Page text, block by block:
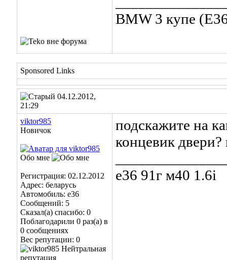
BMW 3 купе
Sponsored Links
04.12.2012,
21:29
viktor985
Новичок
Обо мне
Регистрация: 02.12.2012
Адрес: беларусь
Автомобиль: е36
Сообщений: 5
Сказал(а) спасибо: 0
Поблагодарили 0 раз(а) в
0 сообщениях
Вес репутации: 0
подскажите на
концевик двери?
е36 91г м40 1.6i